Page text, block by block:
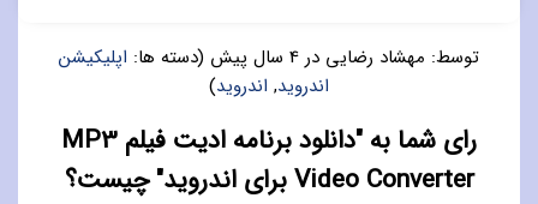
توسط: مهشاد رضایی در 4 سال پیش (دسته ها: اپلیکیشن
اندروید, اندروید)
رای شما به "دانلود برنامه ادیت فیلم MP3
Video Converter برای اندروید" چیست؟